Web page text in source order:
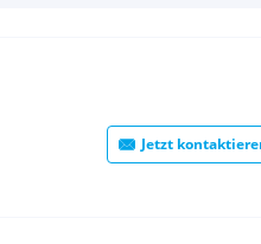
Jetzt